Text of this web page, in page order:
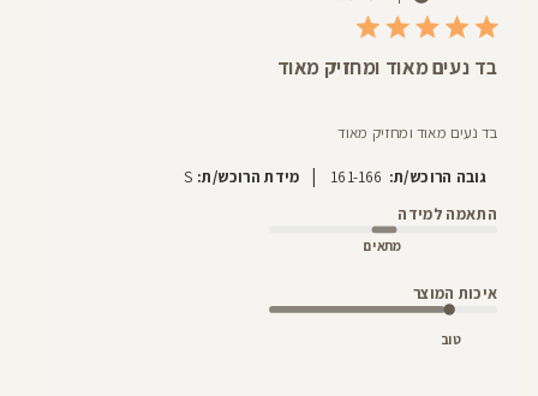
בד נעים מאוד ומחזיק מאוד
בד נעים מאוד ומחזיק מאוד
גובה הרוכש/ת: 161-166
| מידת הרוכש/ת: S
התאמה למידה
מתאים
איכות המוצר
טוב